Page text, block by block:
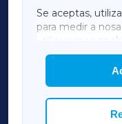
Se aceptas,
para medir a
utilizaremos
mostrar
Así mesmo,
cookies que